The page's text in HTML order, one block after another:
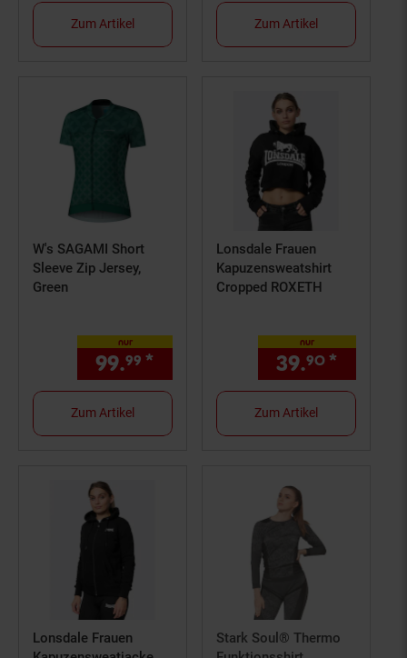
Zum Artikel Zum Artikel
W's SAGAMI Short
Sleeve Zip Jersey,
Green
nur
99.99 * € Sternchen
Zum Artikel
Lonsdale Frauen
Kapuzensweatshirt
Cropped ROXETH
nur
39.90 *
Zum Artikel
Lonsdale Frauen
Stark Soul® Thermo